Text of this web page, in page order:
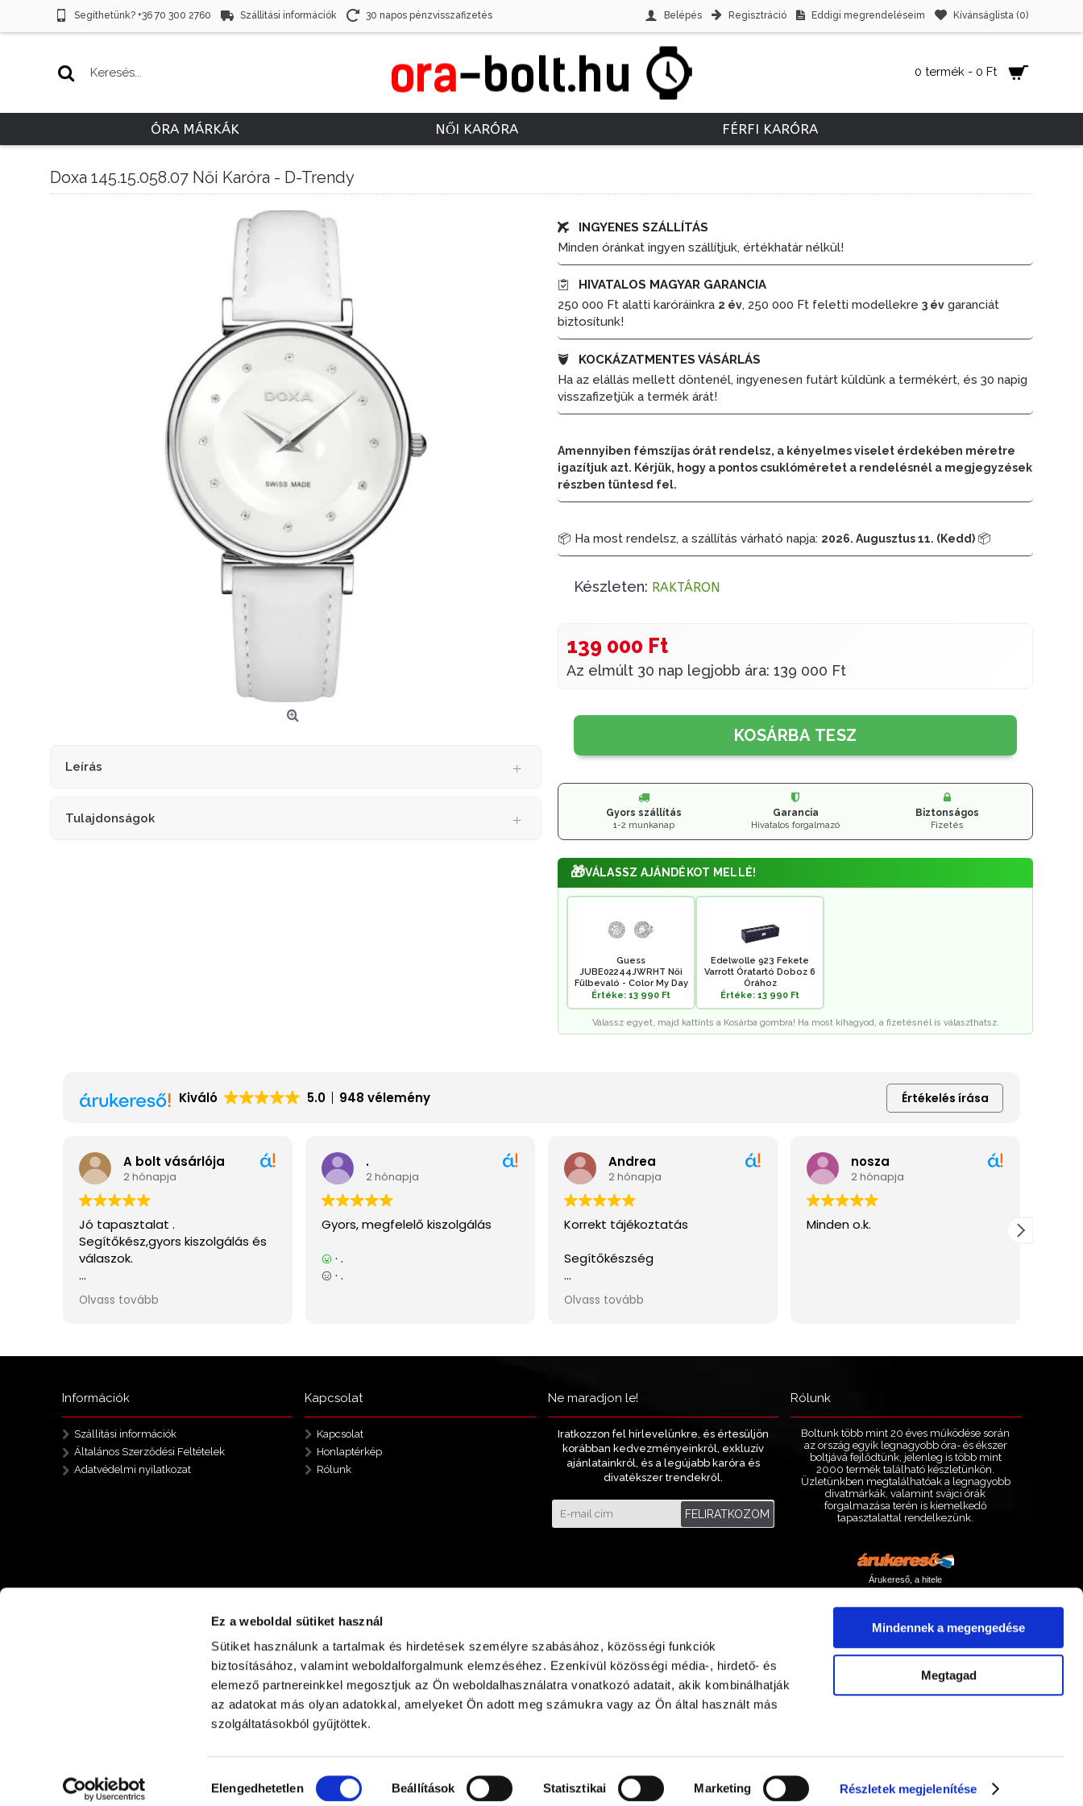
Ez a weboldal sütiket használ
Sütiket használunk a tartalmak és hirdetések személyre szabásához, közösségi funkciók
biztosításához, valamint weboldalforgalmunk elemzéséhez. Ezenkívül közösségi média-, hirdető- és
elemező partnereinkkel megosztjuk az Ön weboldalhasználatra vonatkozó adatait, akik kombinálhatják
az adatokat más olyan adatokkal, amelyeket Ön adott meg számukra vagy az Ön által használt más
szolgáltatásokból gyűjtöttek.
kiválasztása
Elengedhetetlen Beállítások Statisztikai Marketing Részletek megjelenítése
Mindennek a megengedése
Megtagad
Segíthetünk? +36 70 300 2760 Szállítási információk 30 napos pénzvisszafizetés Belépés Regisztráció Eddigi megrendeléseim Kívánságlista (0)
0 termék - 0 Ft
ÓRA MÁRKÁK NŐI KARÓRA FÉRFI KARÓRA
Doxa 145.15.058.07 Női Karóra - D-Trendy
Leírás
Tulajdonságok
INGYENES SZÁLLÍTÁS
Minden óránkat ingyen szállítjuk, értékhatár nélkül!
HIVATALOS MAGYAR GARANCIA
250 000 Ft alatti karóráinkra 2 év, 250 000 Ft feletti modellekre 3 év garanciát
biztosítunk!
KOCKÁZATMENTES VÁSÁRLÁS
Ha az elállás mellett döntenél, ingyenesen futárt küldünk a termékért, és 30 napig
visszafizetjük a termék árát!
Amennyiben fémszíjas órát rendelsz, a kényelmes viselet érdekében méretre
igazítjuk azt. Kérjük, hogy a pontos csuklóméretet a rendelésnél a megjegyzések
részben tüntesd fel.
📦 Ha most rendelsz, a szállítás várható napja: 2026. Augusztus 11. (Kedd) 📦
Készleten: RAKTÁRON
139 000 Ft
Az elmúlt 30 nap legjobb ára: 139 000 Ft
KOSÁRBA TESZ
Gyors szállítás
1-2 munkanap
Garancia
Hivatalos forgalmazó
Biztonságos
Fizetés
🎁VÁLASSZ AJÁNDÉKOT MELLÉ!
Guess
JUBE02244JWRHT Női
Fülbevaló - Color My Day
Értéke: 13 990 Ft
Edelwolle 923 Fekete
Varrott Óratartó Doboz 6
Órához
Értéke: 13 990 Ft
Válassz egyet, majd kattints a Kosárba gombra! Ha most kihagyod, a fizetésnél is választhatsz.
Információk
Szállítási információk
Általános Szerződési Feltételek
Adatvédelmi nyilatkozat
Kapcsolat
Kapcsolat
Honlaptérkép
Rólunk
Ne maradjon le!
Iratkozzon fel hírlevelünkre, és értesüljön
korábban kedvezményeinkről, exkluzív
ajánlatainkról, és a legújabb karóra és
divatékszer trendekről.
FELIRATKOZOM
Rólunk
Boltunk több mint 20 éves működése során
az ország egyik legnagyobb óra- és ékszer
boltjává fejlődtünk, jelenleg is több mint
2000 termék található készletünkön.
Üzletünkben megtalálhatóak a legnagyobb
divatmárkák, valamint svájci órák
forgalmazása terén is kiemelkedő
tapasztalattal rendelkezünk.
Árukereső, a hitele
4400 Nyíregyháza Nyírplaza Földszint
Minden jog fenntartva © 2023 ora-bolt.hu